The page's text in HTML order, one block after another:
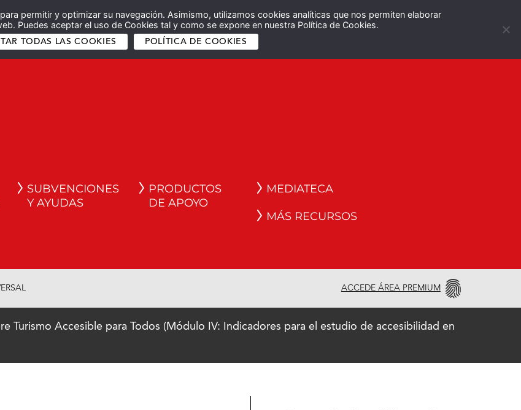
permitir y optimizar su navegación. Asimismo, utilizamos cookies analíticas que nos permiten elaborar
Puedes aceptar el uso de Cookies tal y como se expone en nuestra Política de Cookies.
TODAS LAS COOKIES POLÍTICA DE COOKIES
Español English
SUBVENCIONES
Y AYUDAS
PRODUCTOS
DE APOYO
MEDIATECA
MÁS RECURSOS
ACCEDE ÁREA PREMIUM
Turismo Accesible para Todos (Módulo IV: Indicadores para el estudio de accesibilidad en